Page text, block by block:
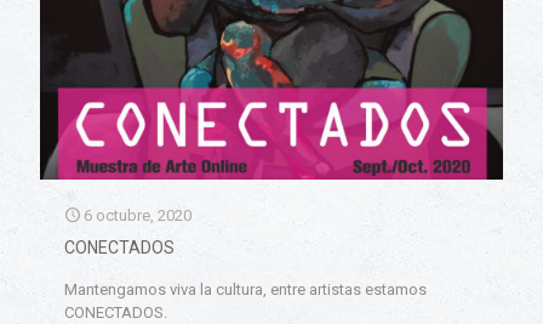
6 octubre, 2020
CONECTADOS
Mantengamos viva la cultura, entre artistas estamos
CONECTADOS.